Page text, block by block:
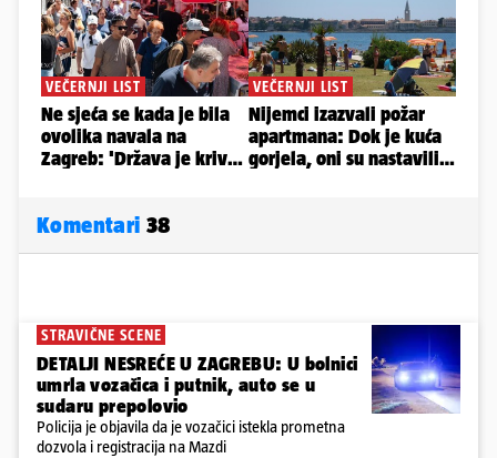
Komentari 38
STRAVIČNE SCENE
DETALJI NESREĆE U ZAGREBU: U bolnici
umrla vozačica i putnik, auto se u
sudaru prepolovio
Policija je objavila da je vozačici istekla prometna
dozvola i registracija na Mazdi